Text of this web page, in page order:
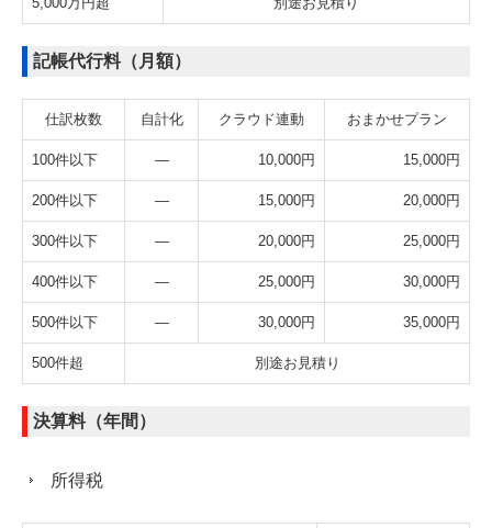
記帳代行料（月額）
仕訳枚数 自計化 クラウド連動 おまかせプラン
100件以下 ― 10,000円 15,000円
200件以下 ― 15,000円 20,000円
300件以下 ― 20,000円 25,000円
400件以下 ― 25,000円 30,000円
500件以下 ― 30,000円 35,000円
500件超 別途お見積り
決算料（年間）
所得税